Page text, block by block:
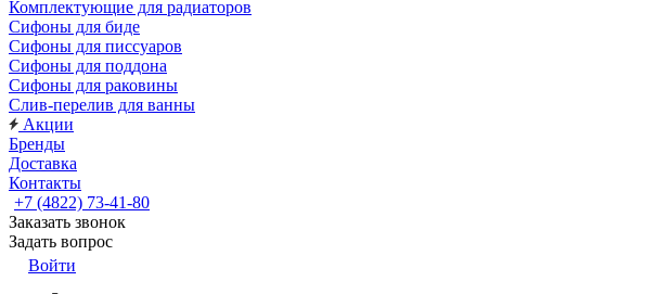
Комплектующие для радиаторов
Сифоны для биде
Сифоны для писсуаров
Сифоны для поддона
Сифоны для раковины
Слив-перелив для ванны
Акции
Бренды
Доставка
Контакты
+7 (4822) 73-41-80
Заказать звонок
Задать вопрос
Войти